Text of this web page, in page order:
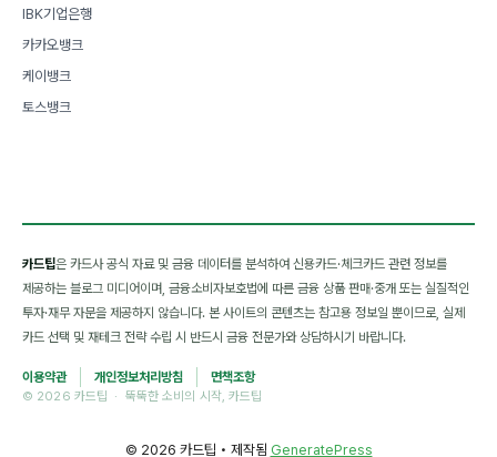
IBK기업은행
카카오뱅크
케이뱅크
토스뱅크
카드팁은 카드사 공식 자료 및 금융 데이터를 분석하여 신용카드·체크카드 관련 정보를
제공하는 블로그 미디어이며, 금융소비자보호법에 따른 금융 상품 판매·중개 또는 실질적인
투자·재무 자문을 제공하지 않습니다. 본 사이트의 콘텐츠는 참고용 정보일 뿐이므로, 실제
카드 선택 및 재테크 전략 수립 시 반드시 금융 전문가와 상담하시기 바랍니다.
이용약관 개인정보처리방침
면책조항
© 2026 카드팁 · 뚝뚝한 소비의 시작, 카드팁
© 2026 카드팁 • 제작됨 GeneratePress